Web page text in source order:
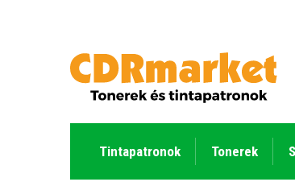
Tintapatronok Tonerek